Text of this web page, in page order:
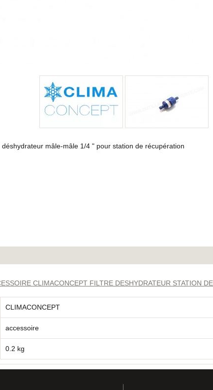
mâle-mâle 1/4 " pour station de récupération
CLIMACONCEPT FILTRE DESHYDRATEUR STATION
CLIMACONCEPT
accessoire
0.2 kg